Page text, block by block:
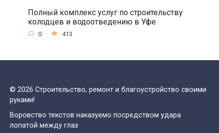
Полный комплекс услуг по строительству
колодцев и водоотведению в Уфе
0 413
© 2026 Строительство, ремонт и благоустройство своими
руками!
Воровство текстов наказуемо посредством удара
лопатой между глаз